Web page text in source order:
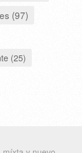
(97)
(25)